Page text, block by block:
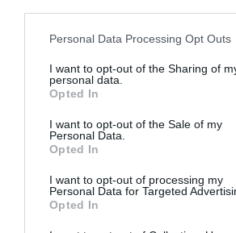
Personal Data Processing Opt Outs
I want to opt-out of the Sharing of
personal data.
Opted In
I want to opt-out of the Sale of my
Personal Data.
Opted In
I want to opt-out of processing my
Personal Data for Targeted
Opted In
matična družba pa za dva
198,1 milijona evrov. V
zaznamovalo tudi nekaj
dogodkov, od katerih je največ
povzročila pozeba v Sloveniji in
Predsednik uprave
Andrej Slapar je ob objavi
rezultatov poudaril, da